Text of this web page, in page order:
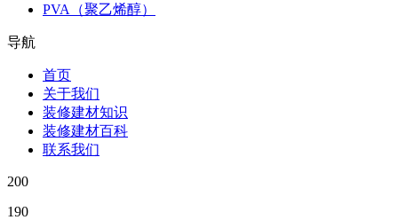
PVA（聚乙烯醇）
导航
首页
关于我们
装修建材知识
装修建材百科
联系我们
200
190